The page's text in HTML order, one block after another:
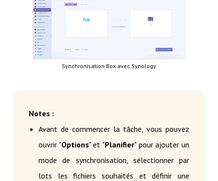
Synchronisation Box avec Synology
Notes :
Avant de commencer la tâche, vous pouvez
ouvrir "Options" et "Planifier" pour ajouter un
mode de synchronisation, sélectionner par
lots les fichiers souhaités et définir une